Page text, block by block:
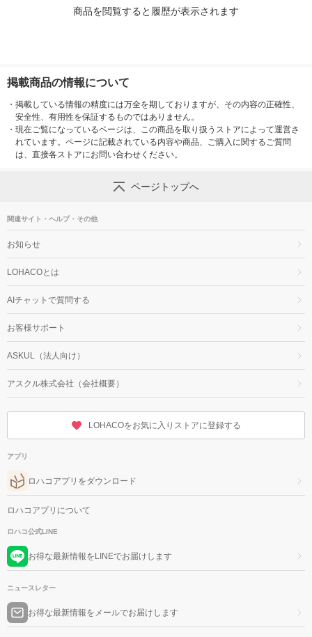
商品を閲覧すると履歴が表示されます
掲載商品の情報について
・ 掲載している情報の精度には万全を期しておりますが、その内容の正確性、
安全性、有用性を保証するものではありません。
・ 現在ご覧になっているページは、この商品を取り扱うストアによって運営さ
れています。ページに記載されている内容や商品、ご購入に関するご質問
は、直接各ストアにお問い合わせください。
ページトップへ
関連サイト・ヘルプ・その他
お知らせ
LOHACOとは
AIチャットで質問する
お客様サポート
ASKUL（法人向け）
アスクル株式会社（会社概要）
LOHACOをお気に入りストアに登録する
アプリ
ロハコアプリをダウンロード
ロハコアプリについて
ロハコ公式LINE
お得な最新情報をLINEでお届けします
ニュースレター
お得な最新情報をメールでお届けします